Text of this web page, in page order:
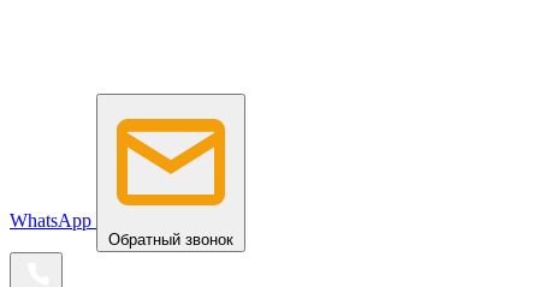
WhatsApp
Обратный звонок